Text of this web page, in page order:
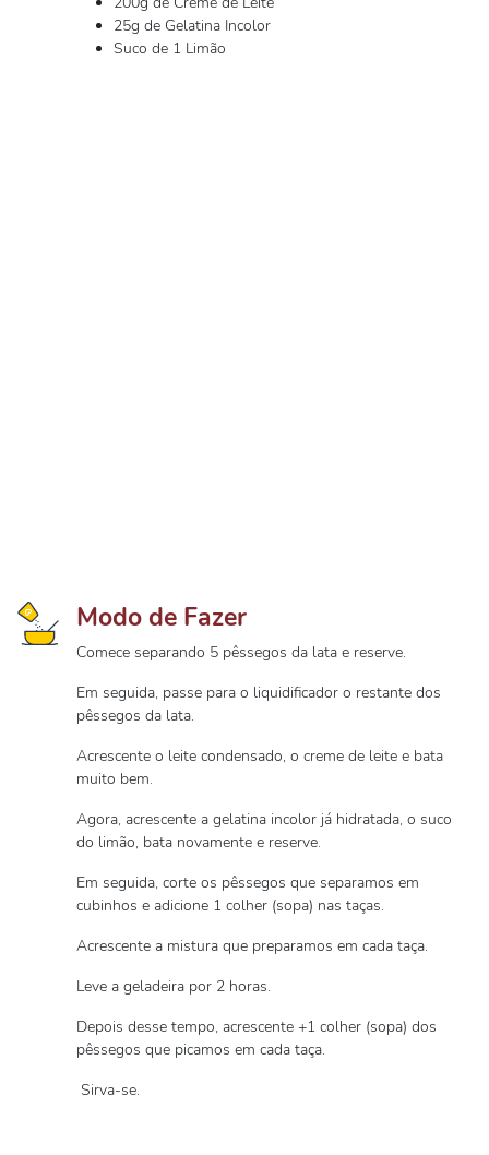
25g de Gelatina Incolor
Suco de 1 Limão
Modo de Fazer
Comece separando 5 pêssegos da lata e reserve.
Em seguida, passe para o liquidificador o restante dos
pêssegos da lata.
Acrescente o leite condensado, o creme de leite e bata
muito bem.
Agora, acrescente a gelatina incolor já hidratada, o suco
do limão, bata novamente e reserve.
Em seguida, corte os pêssegos que separamos em
cubinhos e adicione 1 colher (sopa) nas taças.
Acrescente a mistura que preparamos em cada taça.
Leve a geladeira por 2 horas.
Depois desse tempo, acrescente +1 colher (sopa) dos
pêssegos que picamos em cada taça.
Sirva-se.